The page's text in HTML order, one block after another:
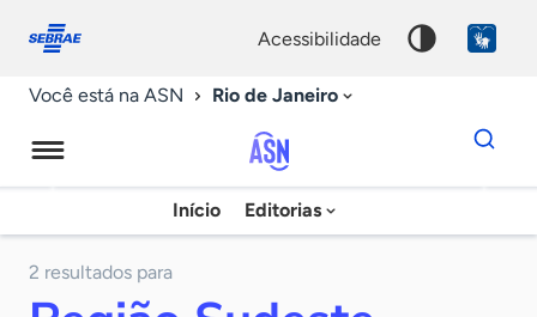
conosco
acessibilidade
Você está na ASN Rio de Janeiro
Agência
Sebrae
Início Editorias
Dados
para
chave
2 resultados para